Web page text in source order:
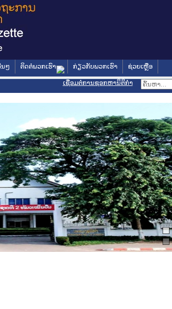
ນໆ ຕິດຕໍ່ພວກເຮົາ ກ່ຽວກັບພວກເຮົາ ຊ່ວຍເຫຼືອ
ເຊື່ອມຕໍ່ການຊອກຫານິຕິກຳ